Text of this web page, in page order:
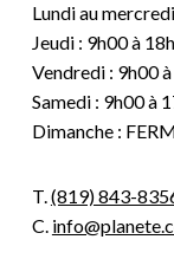
Lundi au
Jeudi : 9h00 à
Vendredi : 9h00
Samedi : 9h00 à
Dimanche :
T.(819) 843-
C.